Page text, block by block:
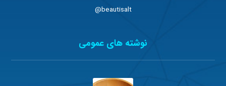
beautisalt@
نوشته های عمومی